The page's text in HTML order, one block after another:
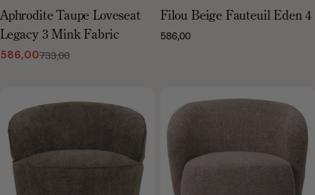
Aphrodite Taupe Loveseat
Legacy 3 Mink Fabric
Verkoopprijs
586,00
Normale733,00
Filou Beige Fauteuil Eden 4
Normale
586,00